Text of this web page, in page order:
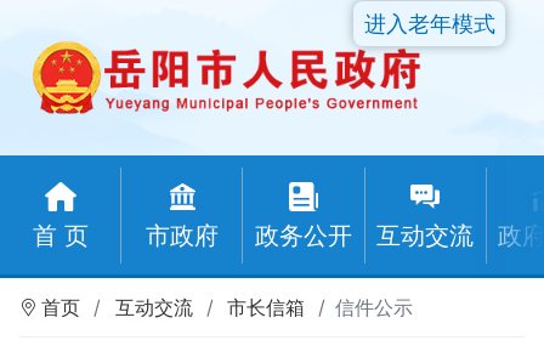
首 页 市政府 政务公开 互动交流 政
进入老年模式
首页 互动交流 市长信箱 信件公示